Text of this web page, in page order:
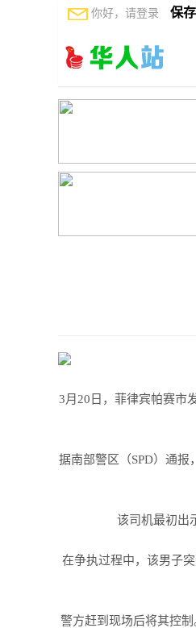
你好，请登录 保
3月20日，菲律宾帕赛市
据南部警区（SPD）通报
该司机最初出
在争执过程中，该男子
警方赶到现场后将其控